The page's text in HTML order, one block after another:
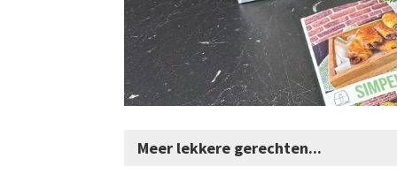
Meer lekkere gerechten...